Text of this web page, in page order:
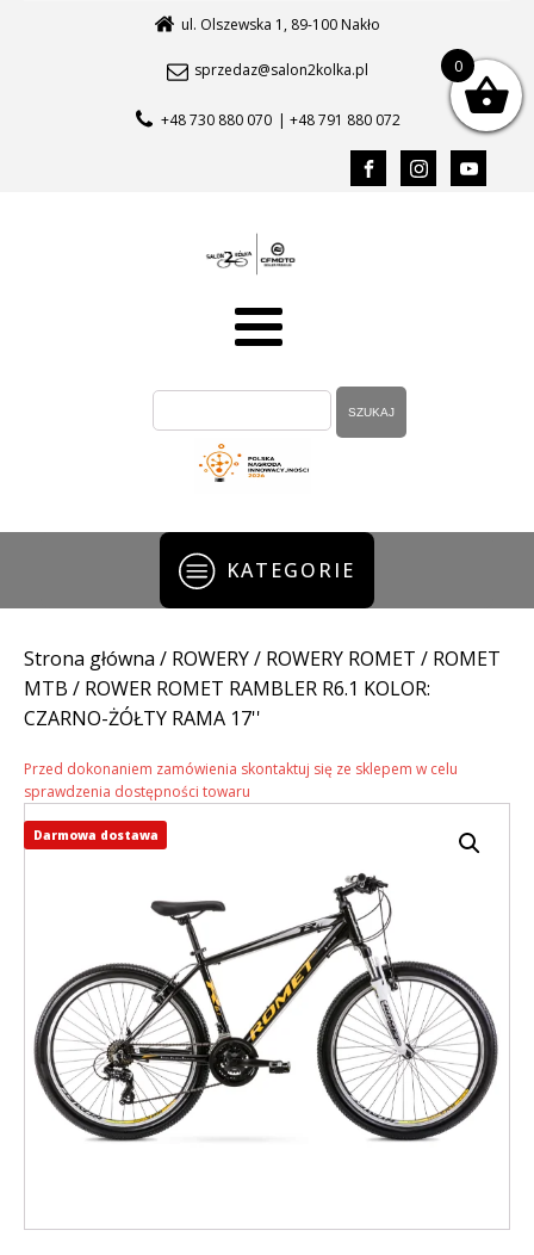
ul. Olszewska 1, 89-100 Nakło
sprzedaz@salon2kolka.pl
+48 730 880 070 | +48 791 880 072
KATEGORIE
Strona główna / ROWERY/ ROWERY ROMET / ROMET
MTB / ROWER ROMET RAMBLER R6.1 KOLOR:
CZARNO-ŻÓŁTY RAMA 17''
Przed dokonaniem zamówienia skontaktuj się ze sklepem w celu
sprawdzenia dostępności towaru
Darmowa dostawa
0